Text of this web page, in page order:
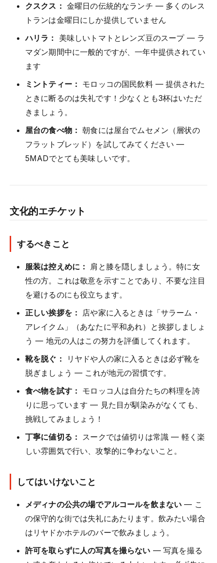
クスクス： 金曜日の伝統的なランチ — 多くのレス
トランは金曜日にしか提供していません
ハリラ：
美味しいトマトとレンズ豆のスープ — ラ
マダン期間中に一般的ですが、一年中提供されてい
ます
ミントティー： モロッコの国民飲料 — 提供された
ときに断るのは失礼です！少なくとも3杯はいただ
きましょう。
屋台の食べ物： 朝食には屋台でムセメン（層状の
フラットブレッド）を試してみてください —
5MADでとても美味しいです。
文化的エチケット
するべきこと
服装は控えめに： 肩と膝を隠しましょう。特に女
性の方。これは敬意を示すことであり、不要な注目
を避けるのにも役立ちます。
正しい挨拶を：
店や家に入るときは「サラーム・
アレイクム」（あなたに平和あれ）と挨拶しましょ
う — 地元の人はこの努力を評価してくれます。
靴を脱ぐ：
リヤドや人の家に入るときは必ず靴を
脱ぎましょう — これが地元の習慣です。
食べ物を試す： モロッコ人は自分たちの料理を誇
りに思っています — 見た目が馴染みがなくても、
挑戦してみましょう！
丁寧に値切る： スークでは値切りは常識 — 軽く楽
しい雰囲気で行い、攻撃的に争わないこと。
してはいけないこと
メディナの公共の場でアルコールを飲まない — こ
の保守的な街では失礼にあたります。飲みたい場合
はリヤドかホテルのバーで飲みましょう。
許可を取らずに人の写真を撮らない — 写真を撮る